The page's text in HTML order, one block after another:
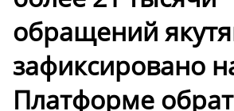
обращений
зафиксировано
Платформе